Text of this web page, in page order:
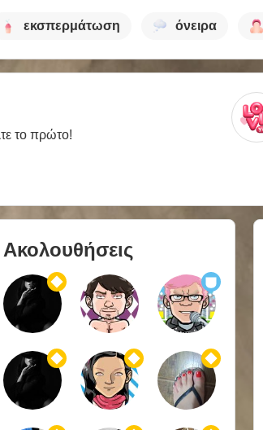
εκσπερμάτωση όνειρα
το πρώτο!
Ακολουθήσεις